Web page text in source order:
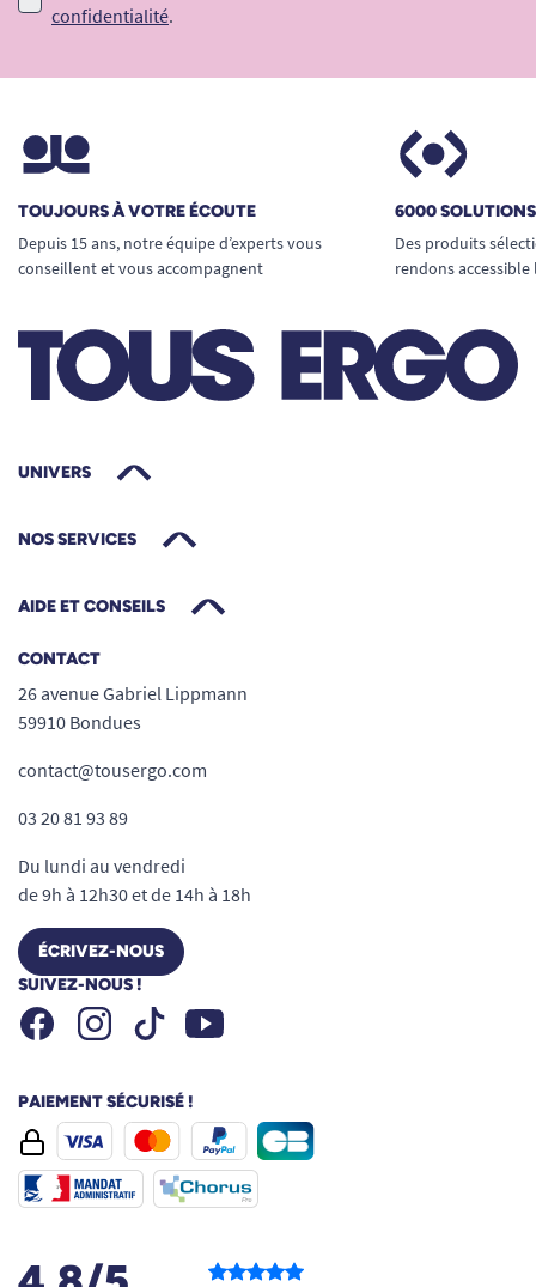
confidentialité.
TOUJOURS À VOTRE ÉCOUTE
Depuis 15 ans, notre équipe d’experts vous
conseillent et vous accompagnent
6000
Des produits
rendons
UNIVERS
NOS SERVICES
AIDE ET CONSEILS
CONTACT
26 avenue Gabriel Lippmann
59910 Bondues
contact@tousergo.com
03 20 81 93 89
Du lundi au vendredi
de 9h à 12h30 et de 14h à 18h
ÉCRIVEZ-NOUS
SUIVEZ-NOUS !
FacebookInstagramTiktok Youtube
PAIEMENT SÉCURISÉ !